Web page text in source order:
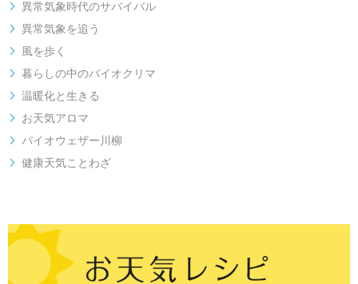
 異常気象時代のサバイバル
 異常気象を追う
 風を歩く
 暮らしの中のバイオクリマ
 温暖化と生きる
 お天気アロマ
 バイオウェザー川柳
 健康天気ことわざ